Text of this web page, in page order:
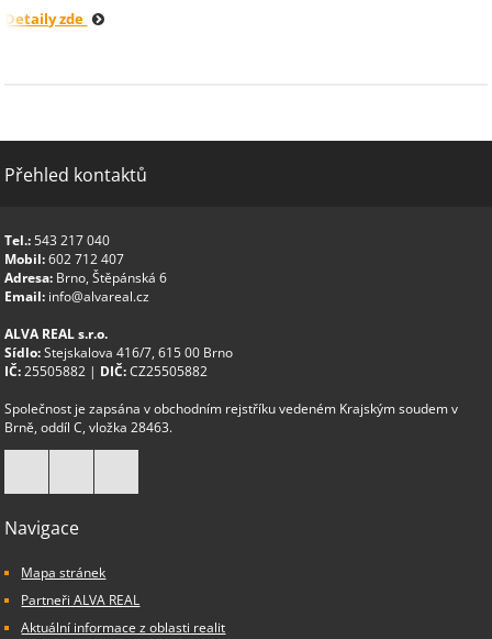
Detaily zde
Přehled kontaktů
Tel.:543 217 040
Mobil:602 712 407
Adresa: Brno, Štěpánská 6
Email: info@alvareal.cz
ALVA REAL s.r.o.
Sídlo:Stejskalova 416/7, 615 00 Brno
IČ:25505882 | DIČ:CZ25505882
Společnost je zapsána v obchodním rejstříku vedeném Krajským soudem v
Brně, oddíl C, vložka 28463.
Navigace
Mapa stránek
Partneři ALVA REAL
Aktuální informace z oblasti realit